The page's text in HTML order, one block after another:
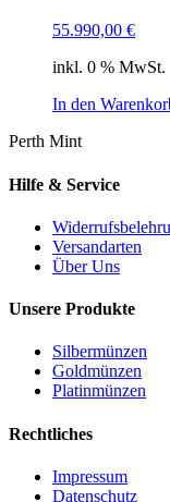
55.990,00 €
inkl. 0 % MwSt.
In den
Perth Mint
Hilfe & Service
Versandarten
Über Uns
Unsere Produkte
Silbermünzen
Goldmünzen
Platinmünzen
Rechtliches
Impressum
Datenschutz